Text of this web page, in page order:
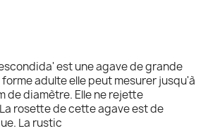
est une agave de grande
adulte elle peut mesurer jusqu'à
de diamètre. Elle ne rejette
rosette de cette agave est de
La rustic